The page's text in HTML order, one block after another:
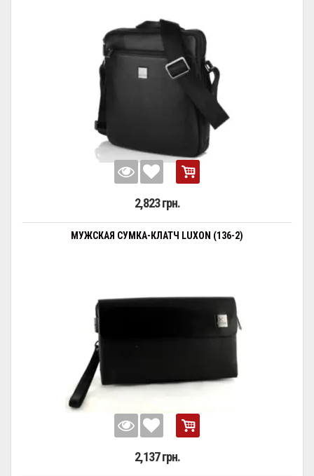
2,823 грн.
МУЖСКАЯ СУМКА-КЛАТЧ LUXON (136-2)
2,137 грн.